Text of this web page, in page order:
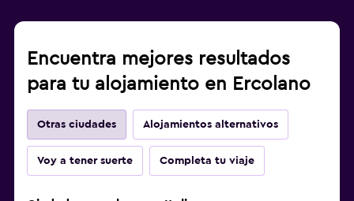
Encuentra mejores resultados
para tu alojamiento en Ercolano
Otras ciudades Alojamientos alternativos
Voy a tener suerte Completa tu viaje